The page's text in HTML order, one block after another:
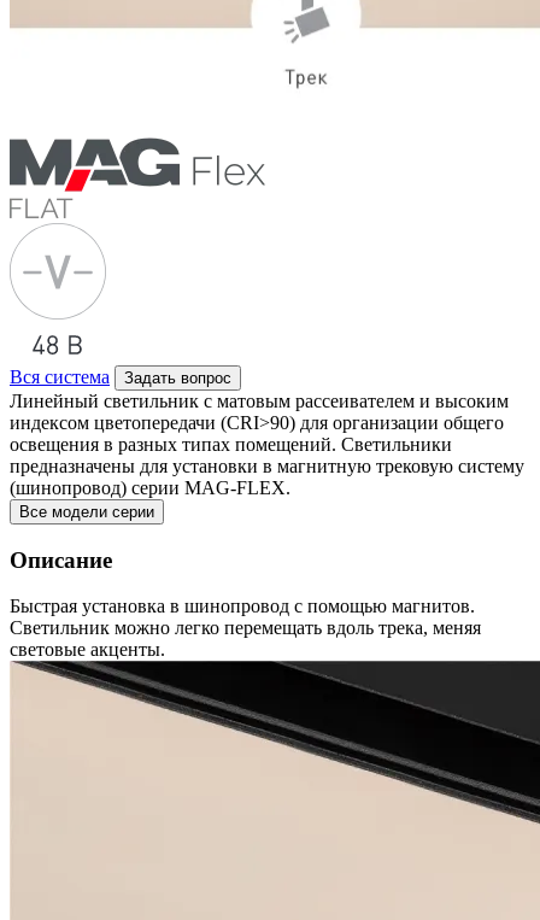
Вся система Задать вопрос
Линейный светильник с матовым рассеивателем и высоким
индексом цветопередачи (CRI>90) для организации общего
освещения в разных типах помещений. Светильники
предназначены для установки в магнитную трековую систему
(шинопровод) серии MAG-FLEX.
Все модели серии
Описание
Быстрая установка в шинопровод с помощью магнитов.
Светильник можно легко перемещать вдоль трека, меняя
световые акценты.